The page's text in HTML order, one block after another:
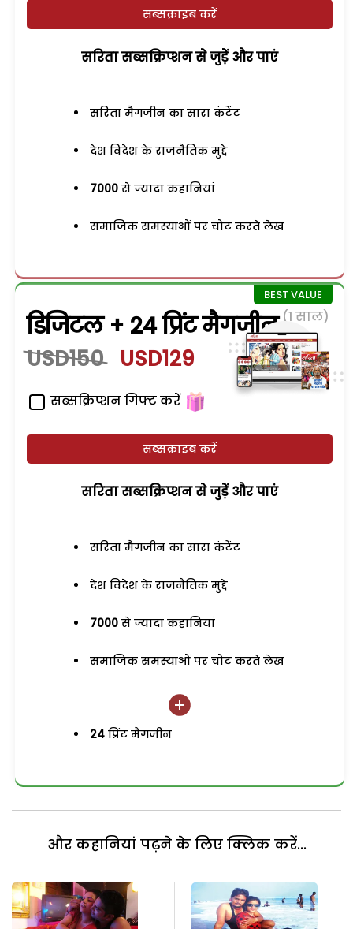
सब्सक्राइब करें
सरिता सब्सक्रिप्शन से जुड़ेें और पाएं
सरिता मैगजीन का सारा कंटेंट
देश विदेश के राजनैतिक मुद्दे
7000 से ज्यादा कहानियां
समाजिक समस्याओं पर चोट करते लेख
डिजिटल + 24 प्रिंट मैगजीन (1 साल)
USD150 USD129
सब्सक्रिप्शन गिफ्ट करें
सब्सक्राइब करें
सरिता सब्सक्रिप्शन से जुड़ेें और पाएं
सरिता मैगजीन का सारा कंटेंट
देश विदेश के राजनैतिक मुद्दे
7000 से ज्यादा कहानियां
समाजिक समस्याओं पर चोट करते लेख
24 प्रिंट मैगजीन
और कहानियां पढ़ने के लिए क्लिक करें...